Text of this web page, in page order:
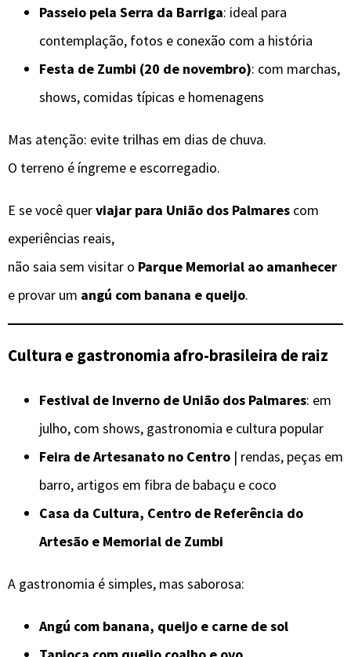
Passeio pela Serra da Barriga: ideal para
contemplação, fotos e conexão com a história
Festa de Zumbi (20 de novembro): com marchas,
shows, comidas típicas e homenagens
Mas atenção: evite trilhas em dias de chuva.
O terreno é íngreme e escorregadio.
E se você querviajar para União dos Palmares com
experiências reais,
não saia sem visitar o Parque Memorial ao amanhecer
e provar um angú com banana e queijo.
Cultura e gastronomia afro-brasileira de raiz
Festival de Inverno de União dos Palmares: em
julho, com shows, gastronomia e cultura popular
Feira de Artesanato no Centro | rendas, peças em
barro, artigos em fibra de babaçu e coco
Casa da Cultura, Centro de Referência do
Artesão e Memorial de Zumbi
A gastronomia é simples, mas saborosa:
Angú com banana, queijo e carne de sol